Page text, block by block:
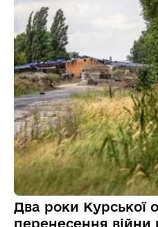
Два роки Курської
перенесення